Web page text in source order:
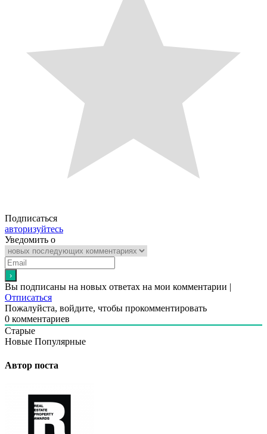
Подписаться
авторизуйтесь
Уведомить о
Вы подписаны на новых ответах на мои комментарии |
Отписаться
Пожалуйста, войдите, чтобы прокомментировать
0 комментариев
Старые
Новые Популярные
Автор поста